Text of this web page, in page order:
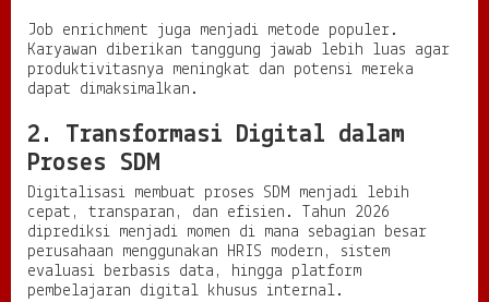
Job enrichment juga menjadi metode populer.
Karyawan diberikan tanggung jawab lebih luas agar
produktivitasnya meningkat dan potensi mereka
dapat dimaksimalkan.
2. Transformasi Digital dalam
Proses SDM
Digitalisasi membuat proses SDM menjadi lebih
cepat, transparan, dan efisien. Tahun 2026
diprediksi menjadi momen di mana sebagian besar
perusahaan menggunakan HRIS modern, sistem
evaluasi berbasis data, hingga platform
pembelajaran digital khusus internal.